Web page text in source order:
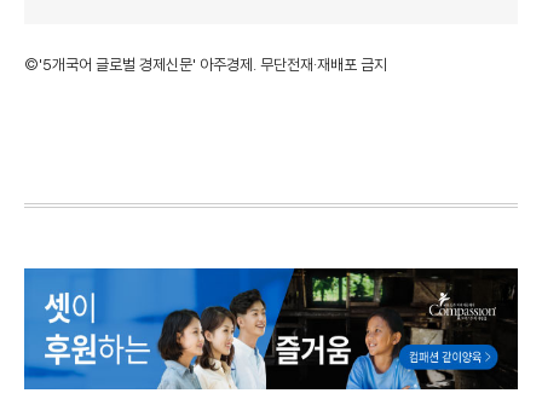
©'5개국어 글로벌 경제신문' 아주경제. 무단전재·재배포 금지